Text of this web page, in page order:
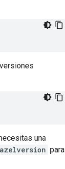
una
para